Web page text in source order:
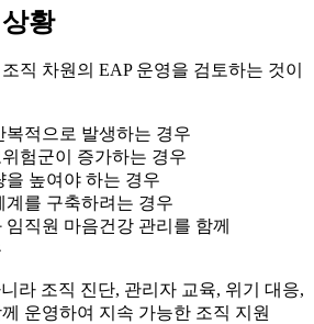
황
직 차원의 EAP 운영을 검토하는 것이
복적으로 발생하는 경우
험군이 증가하는 경우
을 높여야 하는 경우
계를 구축하려는 경우
직원 마음건강 관리를 함께
라 조직 진단, 관리자 교육, 위기 대응,
운영하여 지속 가능한 조직 지원